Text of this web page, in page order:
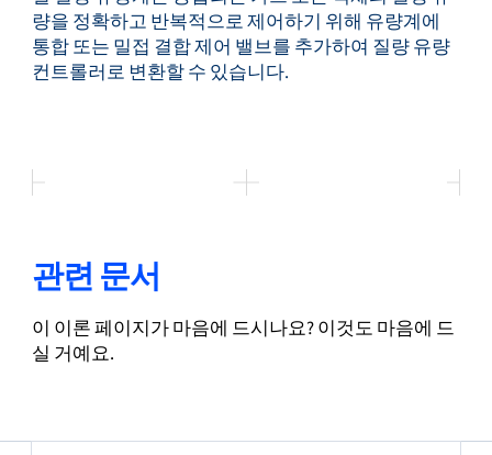
량을 정확하고 반복적으로 제어하기 위해 유량계에
통합 또는 밀접 결합 제어 밸브를 추가하여 질량 유량
컨트롤러로 변환할 수 있습니다.
관련 문서
이 이론 페이지가 마음에 드시나요? 이것도 마음에 드
실 거예요.